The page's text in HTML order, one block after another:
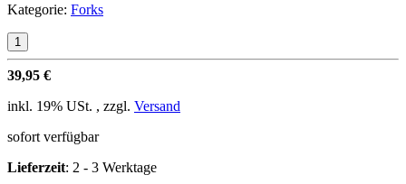
Kategorie: Forks
39,95 €
inkl. 19% USt. , zzgl. Versand
sofort verfügbar
Lieferzeit: 2 - 3 Werktage